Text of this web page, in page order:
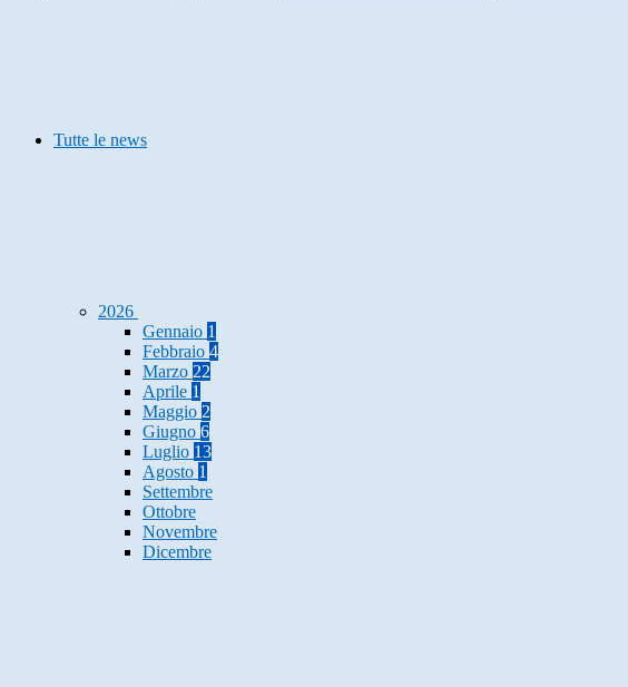
Tutte le news
2026
Gennaio 1
Febbraio 4
Marzo 22
Aprile 1
Maggio 2
Giugno 6
Luglio 13
Agosto 1
Settembre
Ottobre
Novembre
Dicembre